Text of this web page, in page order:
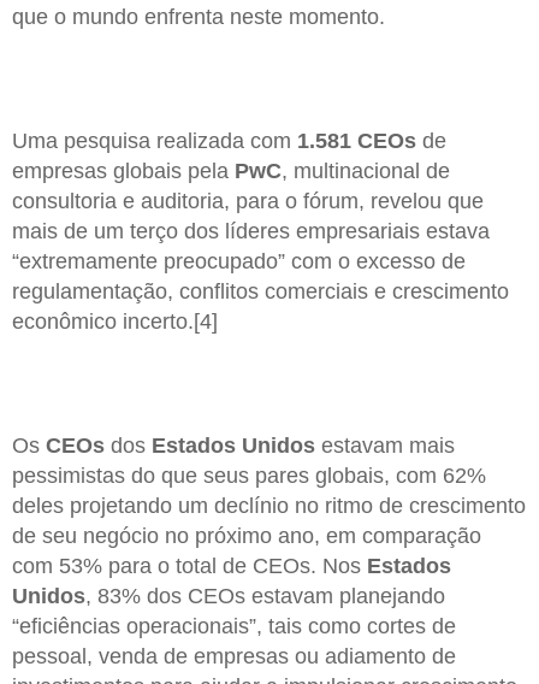
que o mundo enfrenta neste momento.
Uma pesquisa realizada com 1.581 CEOs de
empresas globais pela PwC, multinacional de
consultoria e auditoria, para o fórum, revelou que
mais de um terço dos líderes empresariais estava
“extremamente preocupado” com o excesso de
regulamentação, conflitos comerciais e crescimento
econômico incerto.[4]
Os CEOs dos Estados Unidos estavam mais
pessimistas do que seus pares globais, com 62%
deles projetando um declínio no ritmo de crescimento
de seu negócio no próximo ano, em comparação
com 53% para o total de CEOs. Nos Estados
Unidos, 83% dos CEOs estavam planejando
“eficiências operacionais”, tais como cortes de
pessoal, venda de empresas ou adiamento de